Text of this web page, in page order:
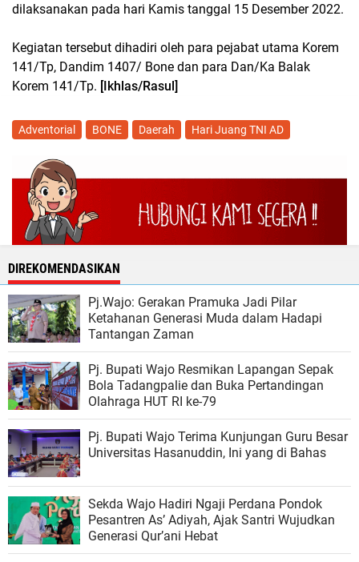
dilaksanakan pada hari Kamis tanggal 15 Desember 2022.
Kegiatan tersebut dihadiri oleh para pejabat utama Korem
141/Tp, Dandim 1407/ Bone dan para Dan/Ka Balak
Korem 141/Tp. [Ikhlas/Rasul]
Adventorial BONE Daerah Hari Juang TNI AD
DIREKOMENDASIKAN
Pj.Wajo: Gerakan Pramuka Jadi Pilar
Ketahanan Generasi Muda dalam Hadapi
Tantangan Zaman
Pj. Bupati Wajo Resmikan Lapangan Sepak
Bola Tadangpalie dan Buka Pertandingan
Olahraga HUT RI ke-79
Pj. Bupati Wajo Terima Kunjungan Guru Besar
Universitas Hasanuddin, Ini yang di Bahas
Sekda Wajo Hadiri Ngaji Perdana Pondok
Pesantren As’ Adiyah, Ajak Santri Wujudkan
Generasi Qur’ani Hebat